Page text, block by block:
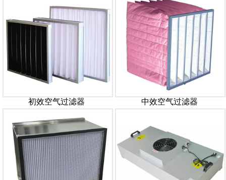
初效空气过滤器 中效空气过滤器